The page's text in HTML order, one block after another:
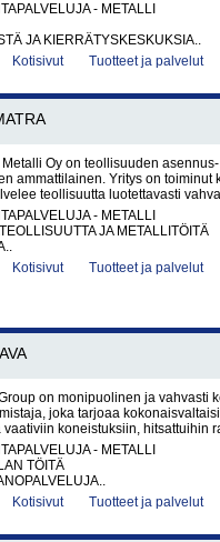
- METALLI
JA KIERRÄTYSKESKUKSIA..
Kotisivut Tuotteet ja palvelut
Oy on teollisuuden
ammattilainen. Yritys on toiminut
teollisuutta luotettavasti
- METALLI
JA METALLITÖITÄ
Kotisivut Tuotteet ja palvelut
on monipuolinen ja vahvasti
joka tarjoaa
vaativiin koneistuksiin, hitsattuihin
- METALLI
TÖITÄ
Kotisivut Tuotteet ja palvelut